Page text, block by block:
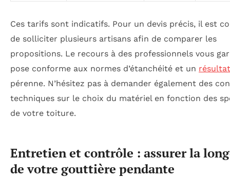
Ces tarifs sont indicatifs. Pour un devis précis, il est
de solliciter plusieurs artisans afin de comparer les
propositions. Le recours à des professionnels vous
pose conforme aux normes d’étanchéité et un résultat
pérenne. N’hésitez pas à demander également des
techniques sur le choix du matériel en fonction des
de votre toiture.
Entretien et contrôle : assurer la
de votre gouttière pendante